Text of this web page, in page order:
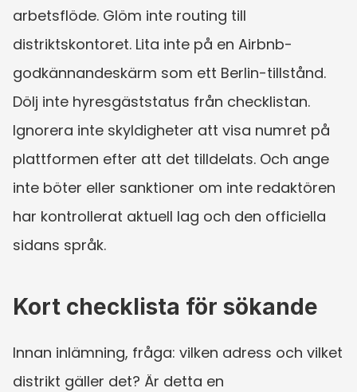
arbetsflöde. Glöm inte routing till
distriktskontoret. Lita inte på en Airbnb-
godkännandeskärm som ett Berlin-tillstånd.
Dölj inte hyresgäststatus från checklistan.
Ignorera inte skyldigheter att visa numret på
plattformen efter att det tilldelats. Och ange
inte böter eller sanktioner om inte redaktören
har kontrollerat aktuell lag och den officiella
sidans språk.
Kort checklista för sökande
Innan inlämning, fråga: vilken adress och vilket
distrikt gäller det? Är detta en